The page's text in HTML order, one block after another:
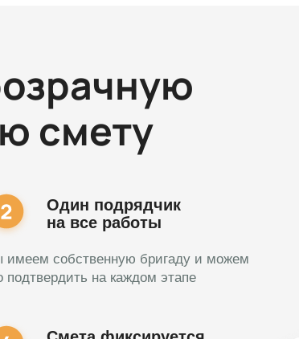
смету
Один подрядчик
на все работы
имеем собственную бригаду и можем
подтвердить на каждом этапе